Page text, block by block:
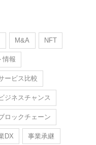
M&A NFT
情報
ービス比較
ジネスチャンス
ロックチェーン
DX 事業承継